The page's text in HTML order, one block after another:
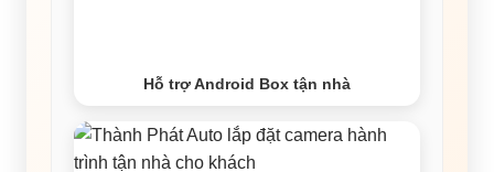
Hỗ trợ Android Box tận nhà